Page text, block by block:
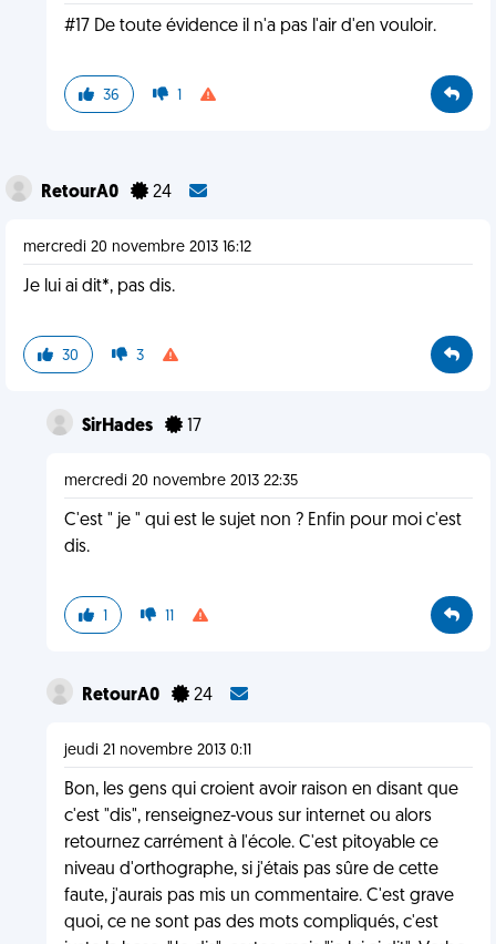
#17 De toute évidence il n'a pas l'air d'en vouloir.
36 1
RetourA0 24
mercredi 20 novembre 2013 16:12
Je lui ai dit*, pas dis.
30 3
SirHades 17
mercredi 20 novembre 2013 22:35
C'est " je " qui est le sujet non ? Enfin pour moi c'est
dis.
1 11
RetourA0 24
jeudi 21 novembre 2013 0:11
Bon, les gens qui croient avoir raison en disant que
c'est "dis", renseignez-vous sur internet ou alors
retournez carrément à l'école. C'est pitoyable ce
niveau d'orthographe, si j'étais pas sûre de cette
faute, j'aurais pas mis un commentaire. C'est grave
quoi, ce ne sont pas des mots compliqués, c'est